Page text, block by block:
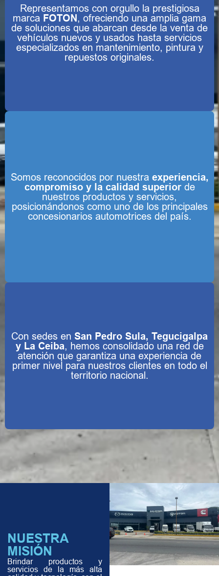
Representamos con orgullo la prestigiosa
marca FOTON, ofreciendo una amplia gama
de soluciones que abarcan desde la venta de
vehículos nuevos y usados hasta servicios
especializados en mantenimiento, pintura y
repuestos originales.
Somos reconocidos por nuestra experiencia,
compromiso y la calidad superiorde
nuestros productos y servicios,
posicionándonos como uno de los principales
concesionarios automotrices del país.
Con sedes en San Pedro Sula, Tegucigalpa
y La Ceiba, hemos consolidado una red de
atención que garantiza una experiencia de
primer nivel para nuestros clientes en todo el
territorio nacional.
NUESTRA
MISIÓN
Brindar productos y
servicios de la más alta